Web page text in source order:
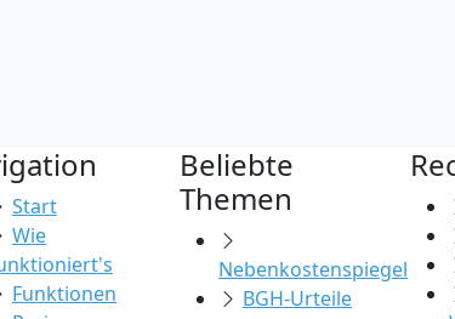
Start
Wie
Funktionen
Beliebte
Themen
Nebenkostenspiegel
BGH-Urteile